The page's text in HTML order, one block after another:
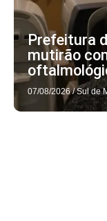
Prefeitura
mutirão
07/08/2026 / Sul de